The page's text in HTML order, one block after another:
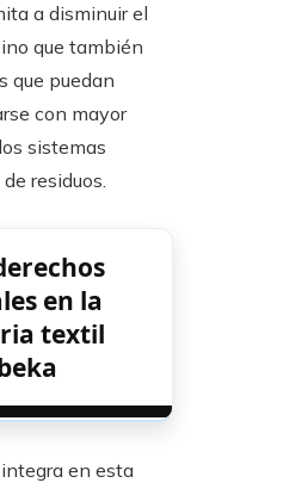
a disminuir el
que también
que puedan
con mayor
sistemas
residuos.
en la
textil
en esta